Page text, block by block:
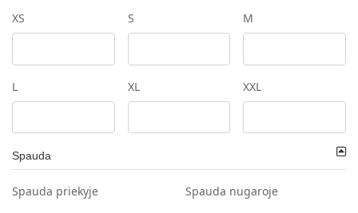
XS S M
L XL XXL
Spauda
Spauda priekyje Spauda nugaroje